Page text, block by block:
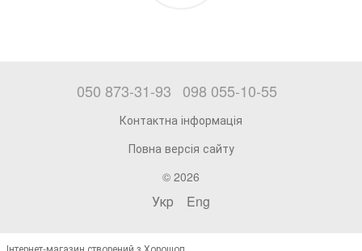
050 873-31-93 098 055-10-55
Контактна інформація
Повна версія сайту
© 2026
Укр Eng
Інтернет-магазин створений з Хорошоп